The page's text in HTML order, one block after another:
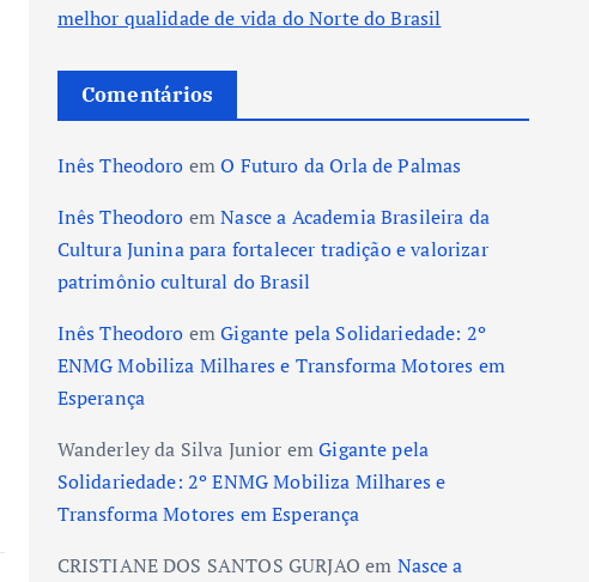
melhor qualidade de vida do Norte do Brasil
Comentários
Inês Theodoro emO Futuro da Orla de Palmas
Inês Theodoro emNasce a Academia Brasileira da
Cultura Junina para fortalecer tradição e valorizar
patrimônio cultural do Brasil
Inês Theodoro emGigante pela Solidariedade: 2º
ENMG Mobiliza Milhares e Transforma Motores em
Esperança
Wanderley da Silva Junior emGigante pela
Solidariedade: 2º ENMG Mobiliza Milhares e
Transforma Motores em Esperança
CRISTIANE DOS SANTOS GURJAO em Nasce a